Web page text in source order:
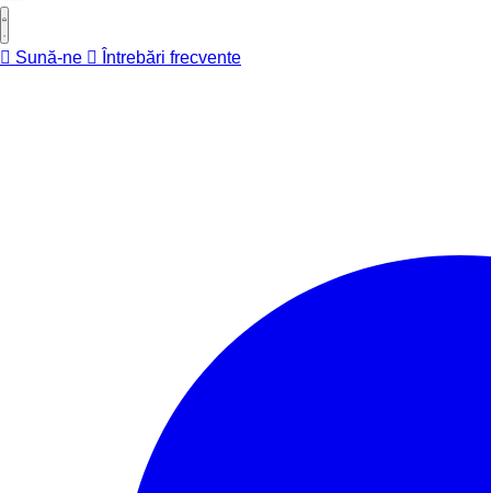
Sună-ne Întrebări frecvente